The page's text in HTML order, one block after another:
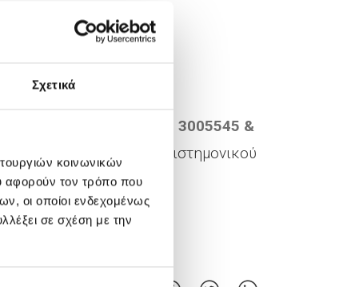
Σχετικά
κοινωνικών
αφορούν τον τρόπο που
οι οποίοι ενδεχομένως
σε σχέση με την
είναι δωρεάν.
στα τηλέφωνα
210 3005545 &
Άντζου – Υπεύθυνη Επιστημονικού